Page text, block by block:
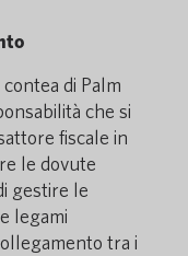
di Palm
che si
fiscale in
le dovute
gestire le
legami
tra i